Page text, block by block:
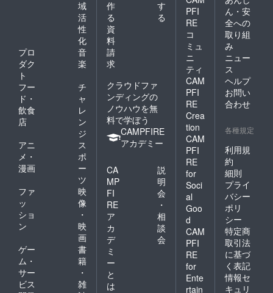
域
活
性
化
プロ
ダク
ト
音
楽
フー
ド・
飲食
店
チ
ャ
レ
ン
ジ
アニ
メ・
漫画
ス
ポ
ー
ツ
ファ
ッ
ショ
ン
映
像
・
映
画
ゲー
ム・
サー
ビス
書
籍
・
雑
作
る
す
る
資
料
請
求
クラウドファ
ンディングの
ノウハウを無
料で学ぼう
CAMPFIRE
アカデミー
CA
MP
FI
RE
ア
カ
デ
ミ
ー
と
は
説
明
会
・
相
談
会
PFI
RE
コ
ミュ
ニ
ティ
CAM
PFI
RE
Crea
tion
CAM
PFI
RE
for
Soci
al
Goo
d
CAM
PFI
RE
for
Ente
rtain
ん・安
全への
取り組
み
ニュー
ス
ヘルプ
お問い
合わせ
各種規定
利用規
約
細則
プライ
バシー
ポリ
シー
特定商
取引法
に基づ
く表記
情報セ
キュリ